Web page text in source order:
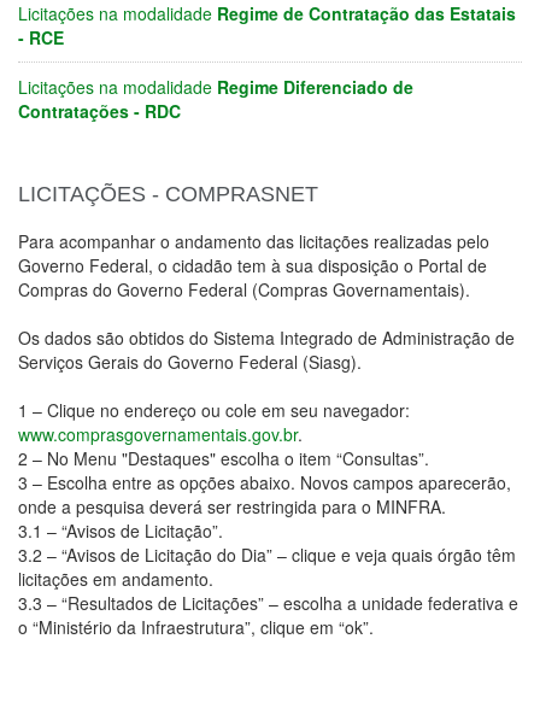
Licitações na modalidade Regime de Contratação das Estatais
- RCE
Licitações na modalidade Regime Diferenciado de
Contratações - RDC
LICITAÇÕES - COMPRASNET
Para acompanhar o andamento das licitações realizadas pelo
Governo Federal, o cidadão tem à sua disposição o Portal de
Compras do Governo Federal (Compras Governamentais).
Os dados são obtidos do Sistema Integrado de Administração de
Serviços Gerais do Governo Federal (Siasg).
1 – Clique no endereço ou cole em seu navegador:
www.comprasgovernamentais.gov.br.
2 – No Menu "Destaques" escolha o item “Consultas”.
3 – Escolha entre as opções abaixo. Novos campos aparecerão,
onde a pesquisa deverá ser restringida para o MINFRA.
3.1 – “Avisos de Licitação”.
3.2 – “Avisos de Licitação do Dia” – clique e veja quais órgão têm
licitações em andamento.
3.3 – “Resultados de Licitações” – escolha a unidade federativa e
o “Ministério da Infraestrutura”, clique em “ok”.